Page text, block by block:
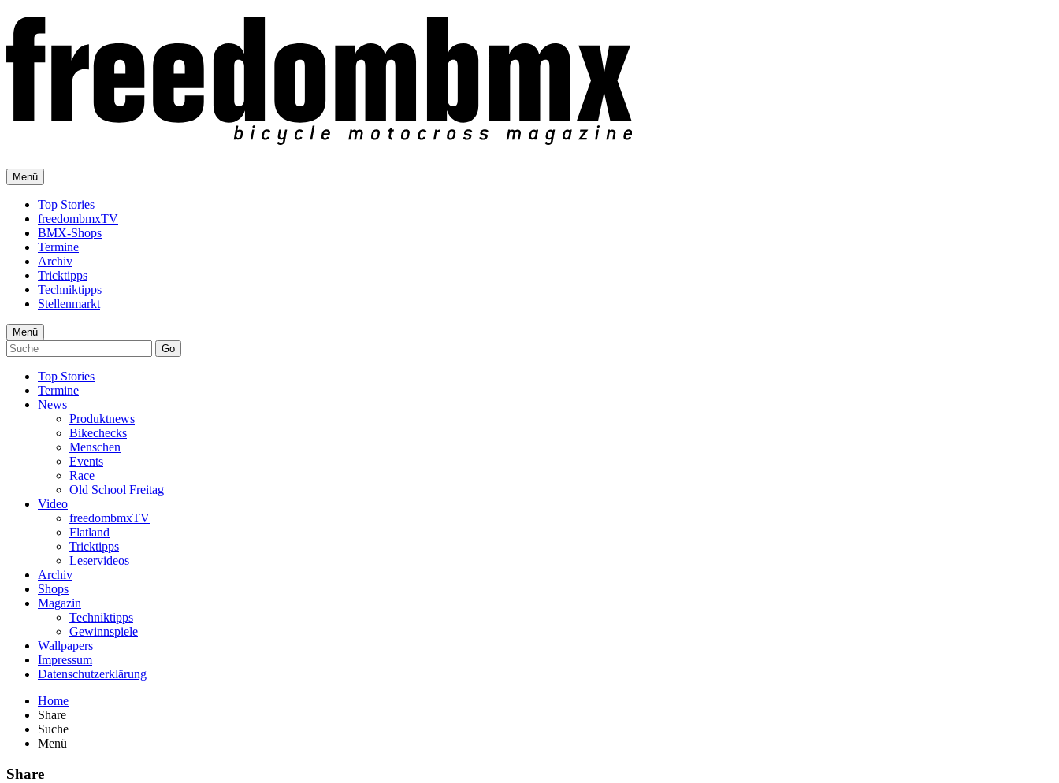
Menü
Top Stories
freedombmxTV
BMX-Shops
Termine
Archiv
Tricktipps
Techniktipps
Stellenmarkt
Menü
Go
Top Stories
Termine
News
Produktnews
Bikechecks
Menschen
Events
Race
Old School Freitag
Video
freedombmxTV
Flatland
Tricktipps
Leservideos
Archiv
Shops
Magazin
Techniktipps
Gewinnspiele
Wallpapers
Impressum
Datenschutzerklärung
Home
Share
Suche
Menü
Share